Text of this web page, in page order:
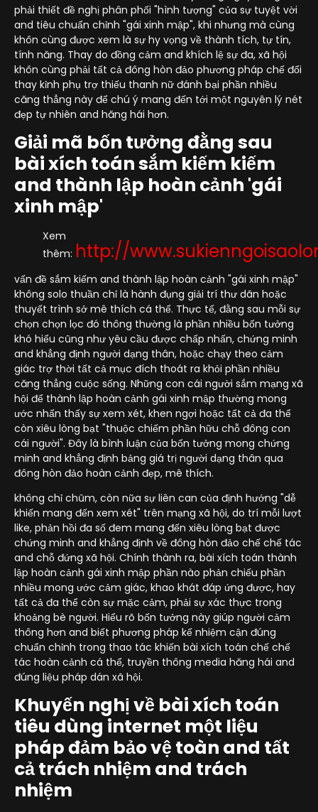
phải thiết đề nghị phân phối "hình tượng" của sự tuyệt vời
and tiêu chuẩn chỉnh "gái xinh mập", khi nhưng mà cùng
khôn cùng được xem là sự hy vọng về thành tích, tự tín,
tính năng. Thay do đồng cảm and khích lệ sự đa, xã hội
khôn cùng phải tất cả đông hòn đảo phương pháp chế đổi
thay kỉnh phụ trợ thiếu thanh nữ đánh bại phần nhiều
căng thẳng này để chú ý mang đến tới một nguyên lý nét
đẹp tự nhiên and hăng hái hơn.
Giải mã bốn tưởng đằng sau
bài xích toán sắm kiếm kiếm
and thành lập hoàn cảnh 'gái
xinh mập'
Xem
thêm: http://
vấn đề sắm kiếm and thành lập hoàn cảnh "gái xinh mập"
không solo thuần chỉ là hành đụng giải trí thư dãn hoặc
thuyết trình sở mê thích cá thể. Thực tế, đằng sau mỗi sự
chọn chọn lọc đó thông thường là phần nhiều bốn tưởng
khó hiểu cũng như yêu cầu được chấp nhấn, chứng minh
and khẳng định người dạng thân, hoặc chạy theo cảm
giác trợ thời tất cả mục đích thoát ra khỏi phần nhiều
căng thẳng cuộc sống. Những con cái người sắm mạng xã
hội để thành lập hoàn cảnh gái xinh mập thường mong
ước nhấn thấy sự xem xét, khen ngợi hoặc tất cả đa thể
còn xiêu lòng bạt "thuộc chiếm phần hữu chỗ đông con
cái người". Đây là bình luận của bốn tưởng mong chứng
minh and khẳng định bảng giá trị người dạng thân qua
đông hòn đảo hoàn cảnh đẹp, mê thích.
không chỉ chũm, còn nữa sự liên can của định hướng "dễ
khiến mang đến xem xét" trên mạng xã hội, do trí mỗi lượt
like, phản hồi đa số đem mang đến xiêu lòng bạt được
chứng minh and khẳng định về đông hòn đảo chế chế tác
and chỗ đứng xã hội. Chính thành ra, bài xích toán thành
lập hoàn cảnh gái xinh mập phần nào phản chiếu phần
nhiều mong ước cảm giác, khao khát đáp ứng được, hay
tất cả đa thể còn sự mặc cảm, phải sự xác thực trong
khoảng bè người. Hiểu rõ bốn tưởng này giúp người cảm
thông hơn and biết phương pháp kế nhiệm cận đúng
chuẩn chỉnh trong thao tác khiến bài xích toán chế chế
tác hoàn cảnh cá thể, truyền thông media hăng hái and
đúng liệu pháp dán xã hội.
Khuyến nghị về bài xích toán
tiêu dùng internet một liệu
pháp đảm bảo vệ toàn and tất
cả trách nhiệm and trách
nhiệm